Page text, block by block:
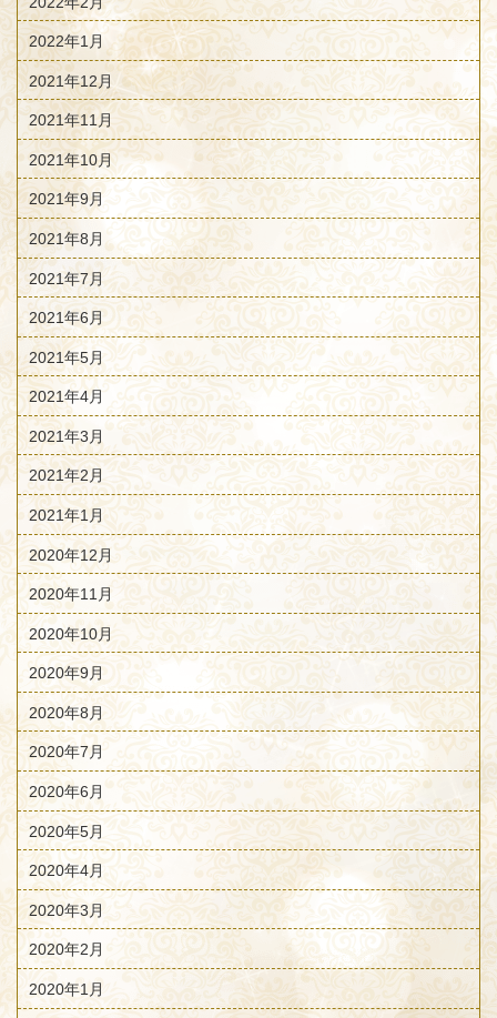
2022年1月
2021年12月
2021年11月
2021年10月
2021年9月
2021年8月
2021年7月
2021年6月
2021年5月
2021年4月
2021年3月
2021年2月
2021年1月
2020年12月
2020年11月
2020年10月
2020年9月
2020年8月
2020年7月
2020年6月
2020年5月
2020年4月
2020年3月
2020年2月
2020年1月